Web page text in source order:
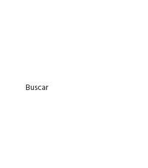
Buscar